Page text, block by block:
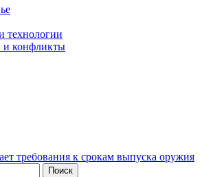
технологии
конфликты
требования к срокам выпуска оружия
Поиск